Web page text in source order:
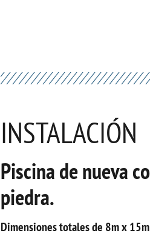
INSTALACIÓN
Piscina de nueva
piedra.
Dimensiones totales de 8m x